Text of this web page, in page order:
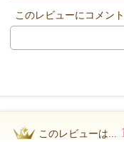
このレビューにコメント
このレビューは...